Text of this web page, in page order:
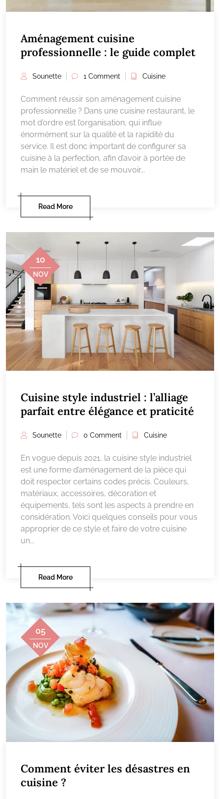
Aménagement cuisine
professionnelle : le guide complet
Sounette 1 Comment Cuisine
Comment réussir son aménagement cuisine
professionnelle ? Dans une cuisine restaurant, le
mot d’ordre est l’organisation, qui influe
énormément sur la qualité et la rapidité du
service. Il est donc important de configurer sa
cuisine à la perfection, afin d’avoir à portée de
main le matériel et de se mouvoir...
Read More
10
NOV
Cuisine style industriel : l’alliage
parfait entre élégance et praticité
Sounette 0 Comment Cuisine
En vogue depuis 2021, la cuisine style industriel
est une forme d’aménagement de la pièce qui
doit respecter certains codes précis. Couleurs,
matériaux, accessoires, décoration et
équipements, tels sont les aspects à prendre en
considération. Voici quelques conseils pour vous
approprier de ce style et faire de votre cuisine
un...
Read More
05
NOV
Comment éviter les désastres en
cuisine ?